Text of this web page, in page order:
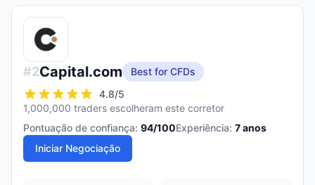
#2Capital.com
Best for CFDs
4.8/5
1,000,000 traders escolheram este corretor
Pontuação de confiança: 94/100Experiência: 7anos
Iniciar Negociação